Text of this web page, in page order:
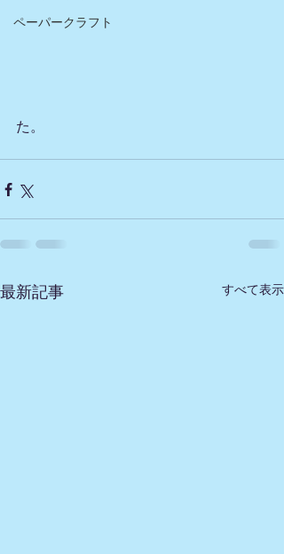
ペーパークラフト
た。
最新記事 すべて表示